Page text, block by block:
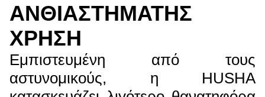
ΑΝΘΙΑΣΤΗΜΑΤΗΣ
ΧΡΗΣΗ
Εμπιστευμένη από τους
αστυνομικούς, η HUSHA